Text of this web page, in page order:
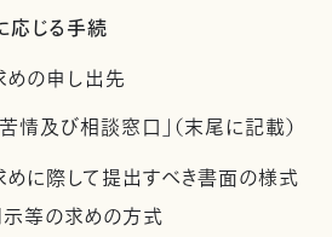
応じる手続
の申し出先
情及び相談窓口」（末尾に記載）
に際して提出すべき書面の様式
等の求めの方式